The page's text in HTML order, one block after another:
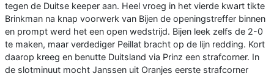
tegen de Duitse keeper aan. Heel vroeg in het vierde kwart tikte
Brinkman na knap voorwerk van Bijen de openingstreffer binnen
en prompt werd het een open wedstrijd. Bijen leek zelfs de 2-0
te maken, maar verdediger Peillat bracht op de lijn redding. Kort
daarop kreeg en benutte Duitsland via Prinz een strafcorner. In
de slotminuut mocht Janssen uit Oranjes eerste strafcorner